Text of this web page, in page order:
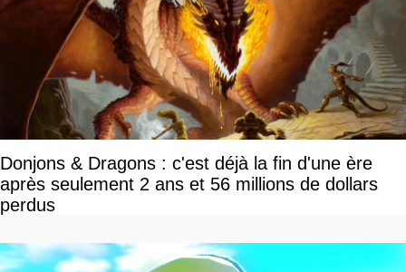
Donjons & Dragons : c'est déjà la fin d'une ère
après seulement 2 ans et 56 millions de dollars
perdus